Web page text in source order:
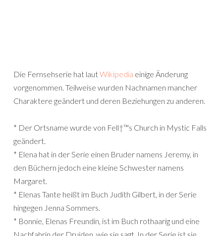
Die Fernsehserie hat lautWikipedia einige Änderung
vorgenommen. Teilweise wurden Nachnamen mancher
Charaktere geändert und deren Beziehungen zu anderen.
* Der Ortsname wurde von Fell†™s Church in Mystic Falls
geändert.
* Elena hat in der Serie einen Bruder namens Jeremy, in
den Büchern jedoch eine kleine Schwester namens
Margaret.
* Elenas Tante heißt im Buch Judith Gilbert, in der Serie
hingegen Jenna Sommers.
* Bonnie, Elenas Freundin, ist im Buch rothaarig und eine